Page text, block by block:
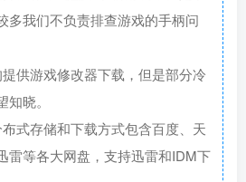
多我们不负责排查游戏的手柄问
供游戏修改器下载，但是部分冷
晓。
式存储和下载方式包含百度、天
雷等各大网盘，支持迅雷和IDM下